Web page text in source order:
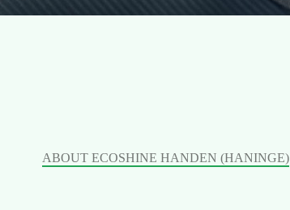
ABOUT ECOSHINE HANDEN (HANINGE)